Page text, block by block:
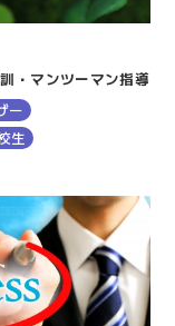
・マンツーマン指導
ー
生